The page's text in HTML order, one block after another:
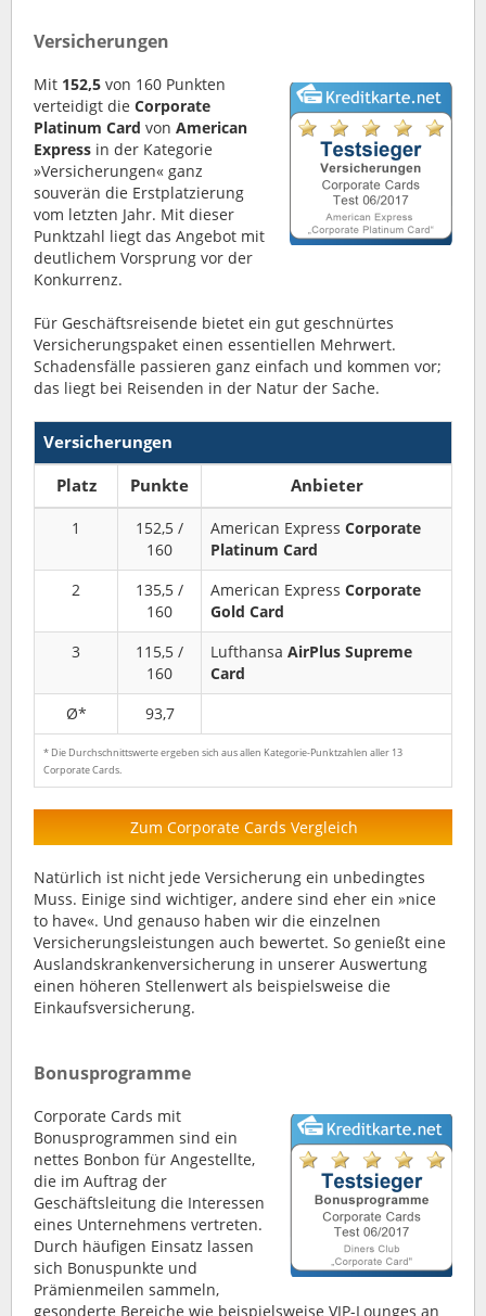
Versicherungen
Mit 152,5 von 160 Punkten
verteidigt die Corporate
Platinum Card von American
Express in der Kategorie
»Versicherungen« ganz
souverän die Erstplatzierung
vom letzten Jahr. Mit dieser
Punktzahl liegt das Angebot mit
deutlichem Vorsprung vor der
Konkurrenz.
Für Geschäftsreisende bietet ein gut geschnürtes
Versicherungspaket einen essentiellen Mehrwert.
Schadensfälle passieren ganz einfach und kommen vor;
das liegt bei Reisenden in der Natur der Sache.
Versicherungen
Platz
Punkte Anbieter
1
152,5 /
160
American Express Corporate
Platinum Card
2
135,5 /
160
American Express Corporate
Gold Card
3
115,5 /
160
Lufthansa AirPlus Supreme
Card
Ø*
93,7
* Die Durchschnittswerte ergeben sich aus allen Kategorie-Punktzahlen aller 13
Corporate Cards.
Zum Corporate Cards Vergleich
Natürlich ist nicht jede Versicherung ein unbedingtes
Muss. Einige sind wichtiger, andere sind eher ein »nice
to have«. Und genauso haben wir die einzelnen
Versicherungsleistungen auch bewertet. So genießt eine
Auslandskrankenversicherung in unserer Auswertung
einen höheren Stellenwert als beispielsweise die
Einkaufsversicherung.
Bonusprogramme
Corporate Cards mit
Bonusprogrammen sind ein
nettes Bonbon für Angestellte,
die im Auftrag der
Geschäftsleitung die Interessen
eines Unternehmens vertreten.
Durch häufigen Einsatz lassen
sich Bonuspunkte und
Prämienmeilen sammeln,
gesonderte Bereiche wie beispielsweise VIP-Lounges an